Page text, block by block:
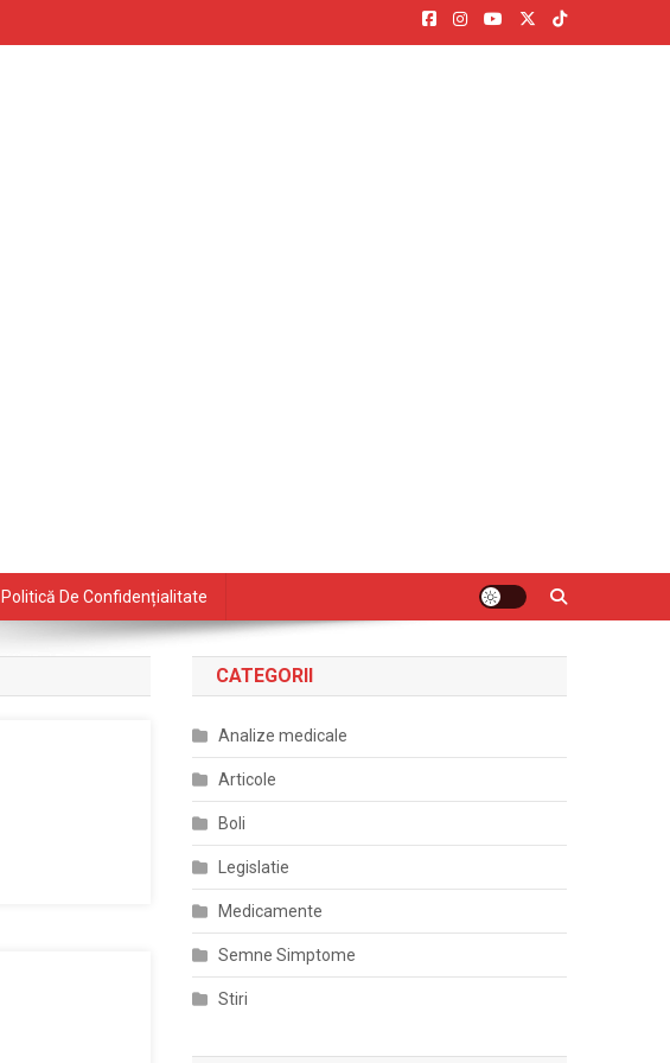
Politică De Confidențialitate
CATEGORII
Analize medicale
Articole
Boli
Legislatie
Medicamente
Semne Simptome
Stiri